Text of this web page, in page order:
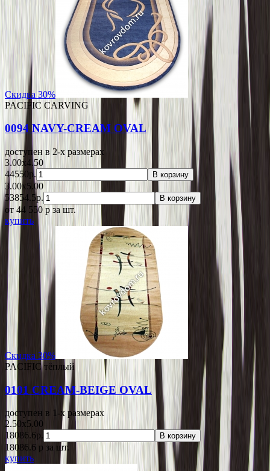
Скидка 30%
PACIFIC CARVING
0094 NAVY-CREAM OVAL
доступен в 2-x размерах
3.00x4.50
44550р.
В корзину
3.00x5.00
53854.5р.
В корзину
от 44 550 p за шт.
купить
Скидка 30%
PACIFIC тёплый
0101 CREAM-BEIGE OVAL
доступен в 1-x размерах
2.50x5.00
18086.6р.
В корзину
18086.6 p за шт.
купить